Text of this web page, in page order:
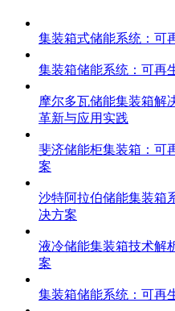
集装箱式储能系统：可
集装箱储能系统：可再
摩尔多瓦储能集装箱解
革新与应用实践
斐济储能柜集装箱：可
案
沙特阿拉伯储能集装箱
决方案
液冷储能集装箱技术解
案
集装箱储能系统：可再